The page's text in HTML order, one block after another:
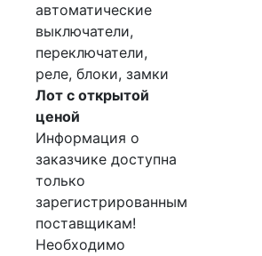
автоматические
выключатели,
переключатели,
реле, блоки, замки
Лот с открытой
ценой
Информация о
заказчике доступна
только
зарегистрированным
поставщикам!
Необходимо